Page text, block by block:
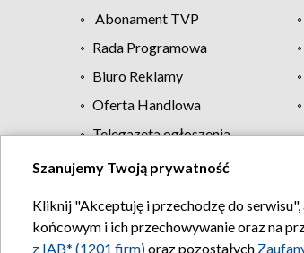
Abonament TVP
Rada Programowa
Biuro Reklamy
Oferta Handlowa
Telegazeta ogłoszenia
Szanujemy Twoją prywatność
Kliknij "Akceptuję i przechodzę do
końcowym i ich przechowywanie oraz na
z IAB* (1201 firm)oraz pozostałych